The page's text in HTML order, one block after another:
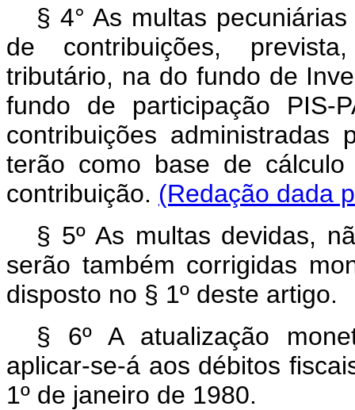
§ 4° As multas
de contribuições,
tributário, na do fundo de
fundo de participação PIS-
contribuições administradas
terão como base de
contribuição. (Redação dada
§ 5º As multas devidas,
serão também corrigidas
disposto no § 1º deste artigo.
§ 6º A atualização
aplicar-se-á aos débitos
1º de janeiro de 1980.